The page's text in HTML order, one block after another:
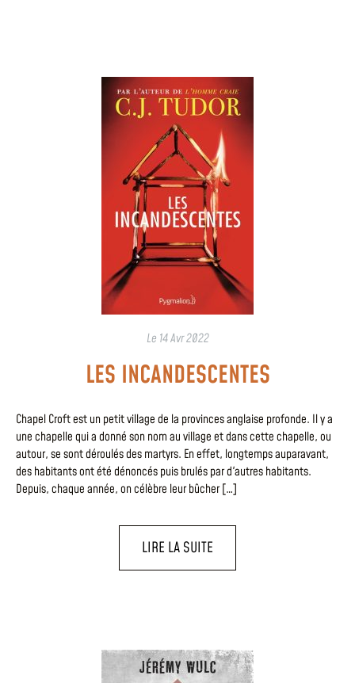
Le 14 Avr 2022
LES INCANDESCENTES
Chapel Croft est un petit village de la provinces anglaise profonde. Il y a
une chapelle qui a donné son nom au village et dans cette chapelle, ou
autour, se sont déroulés des martyrs. En effet, longtemps auparavant,
des habitants ont été dénoncés puis brulés par d'autres habitants.
Depuis, chaque année, on célèbre leur bûcher […]
LIRE LA SUITE